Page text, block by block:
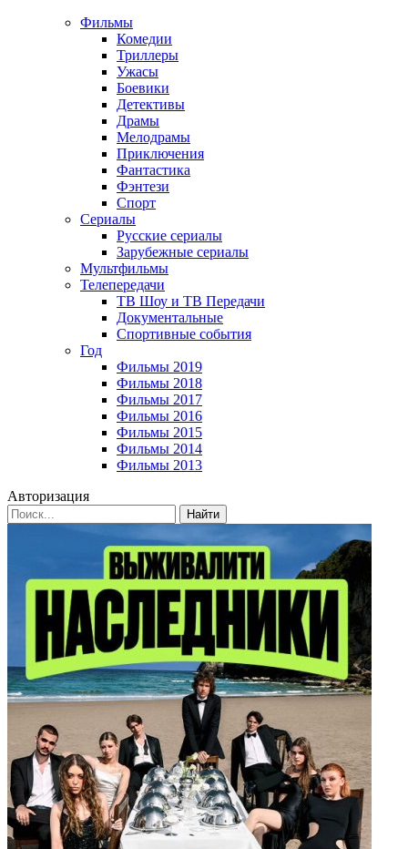
Фильмы
Комедии
Триллеры
Ужасы
Боевики
Детективы
Драмы
Мелодрамы
Приключения
Фантастика
Фэнтези
Спорт
Сериалы
Русские сериалы
Зарубежные сериалы
Мультфильмы
Телепередачи
ТВ Шоу и ТВ Передачи
Документальные
Спортивные события
Год
Фильмы 2019
Фильмы 2018
Фильмы 2017
Фильмы 2016
Фильмы 2015
Фильмы 2014
Фильмы 2013
Авторизация
Найти